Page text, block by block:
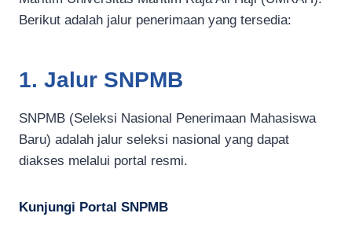
Berikut adalah jalur penerimaan yang tersedia:
1. Jalur SNPMB
SNPMB (Seleksi Nasional Penerimaan Mahasiswa
Baru) adalah jalur seleksi nasional yang dapat
diakses melalui portal resmi.
Kunjungi Portal SNPMB